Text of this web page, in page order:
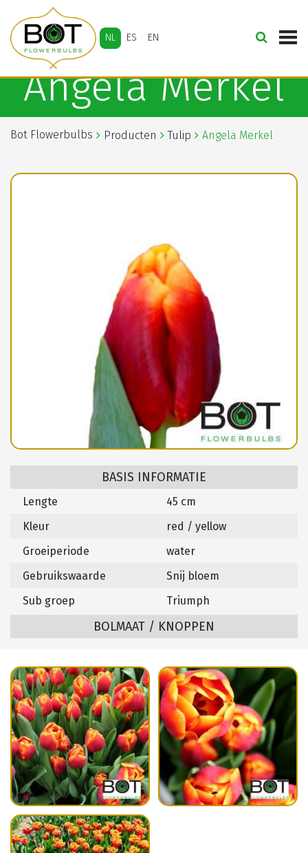
NL ES EN
Angela Merkel
Bot Flowerbulbs Producten Tulip Angela Merkel
BASIS INFORMATIE
Lengte
45 cm
Kleur
red / yellow
Groeiperiode
water
Gebruikswaarde
Snij bloem
Sub groep
Triumph
BOLMAAT / KNOPPEN